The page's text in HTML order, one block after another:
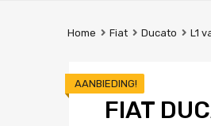
Home Fiat Ducato L1
FIAT
AANBIEDING!